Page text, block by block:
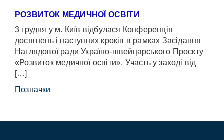
РОЗВИТОК МЕДИЧНОЇ ОСВІТИ
3 грудня у м. Київ відбулася Конференція
досягнень і наступних кроків в рамках Засідання
Наглядової ради Україно-швейцарського Проєкту
«Розвиток медичної освіти». Участь у заході від
[…]
Позначки